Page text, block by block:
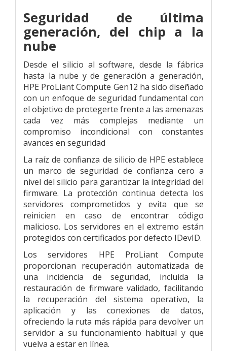
Seguridad de última
generación, del chip a la
nube
Desde el silicio al software, desde la fábrica
hasta la nube y de generación a generación,
HPE ProLiant Compute Gen12 ha sido diseñado
con un enfoque de seguridad fundamental con
el objetivo de protegerte frente a las amenazas
cada vez más complejas mediante un
compromiso incondicional con constantes
avances en seguridad
La raíz de confianza de silicio de HPE establece
un marco de seguridad de confianza cero a
nivel del silicio para garantizar la integridad del
firmware. La protección continua detecta los
servidores comprometidos y evita que se
reinicien en caso de encontrar código
malicioso. Los servidores en el extremo están
protegidos con certificados por defecto IDevID.
Los servidores HPE ProLiant Compute
proporcionan recuperación automatizada de
una incidencia de seguridad, incluida la
restauración de firmware validado, facilitando
la recuperación del sistema operativo, la
aplicación y las conexiones de datos,
ofreciendo la ruta más rápida para devolver un
servidor a su funcionamiento habitual y que
vuelva a estar en línea.